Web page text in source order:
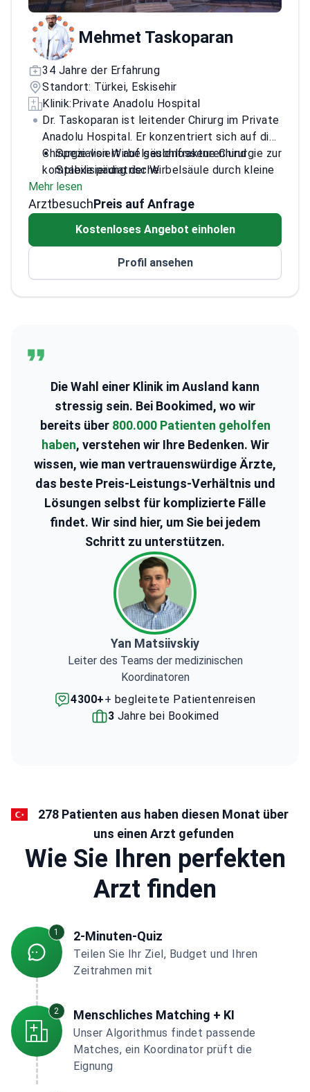
Mehmet Taskoparan
34 Jahre der Erfahrung
Standort: Türkei, Eskisehir
Klinik:Private Anadolu Hospital
Dr. Taskoparan ist leitender Chirurg im Private
Anadolu Hospital. Er konzentriert sich auf die
Chirurgie von Wirbelsäulenfrakturen und
komplexe pädiatrische
Wirbelsäulenkorrekturen, einschließlich der
MRT-Diagnostik des Rückenmarks.
Spezialisiert auf geschlossene Chirurgie zur
Stabilisierung der Wirbelsäule durch kleine
Schnitte
Verwendet dreidimensionale Technologie
der einzigartigen Anatomie des Patienten
Standards für die Rückenpflege setzt
Mehr lesen
ArztbesuchPreis auf Anfrage
Kostenloses Angebot einholen
Profil ansehen
Die Wahl einer Klinik im Ausland kann
stressig sein. Bei Bookimed, wo wir
bereits über 800.000 Patienten geholfen
haben, verstehen wir Ihre Bedenken. Wir
wissen, wie man vertrauenswürdige Ärzte,
das beste Preis-Leistungs-Verhältnis und
Lösungen selbst für komplizierte Fälle
findet. Wir sind hier, um Sie bei jedem
Schritt zu unterstützen.
Yan Matsiivskiy
Leiter des Teams der medizinischen
Koordinatoren
4300++ begleitete Patientenreisen
3 Jahre bei Bookimed
278 Patienten aus haben diesen Monat über
uns einen Arzt gefunden
Wie Sie Ihren perfekten
Arzt finden
1 2-Minuten-Quiz
Teilen Sie Ihr Ziel, Budget und Ihren
Zeitrahmen mit
2 Menschliches Matching + KI
Unser Algorithmus findet passende
Matches, ein Koordinator prüft die
Eignung